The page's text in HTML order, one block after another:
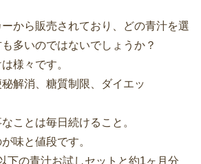
から販売されており、どの青汁を選
多いのではないでしょうか？
様々です。
解消、糖質制限、ダイエッ
ことは毎日続けること。
味と値段です。
下の青汁お試しセットと約1ヶ月分